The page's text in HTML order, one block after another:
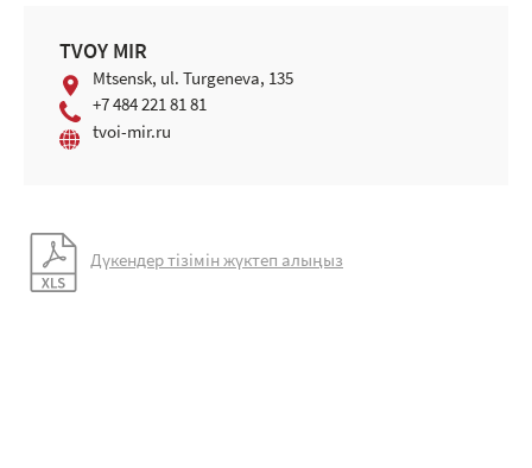
TVOY MIR
Mtsensk, ul. Turgeneva, 135
+7 484 221 81 81
tvoi-mir.ru
Дүкендер тізімін жүктеп алыңыз